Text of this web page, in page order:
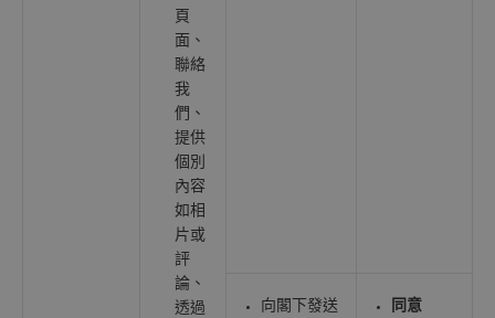
頁
面、
聯絡
我
們、
提供
個別
內容
如相
片或
評
論、
透過
向閣下發送
同意